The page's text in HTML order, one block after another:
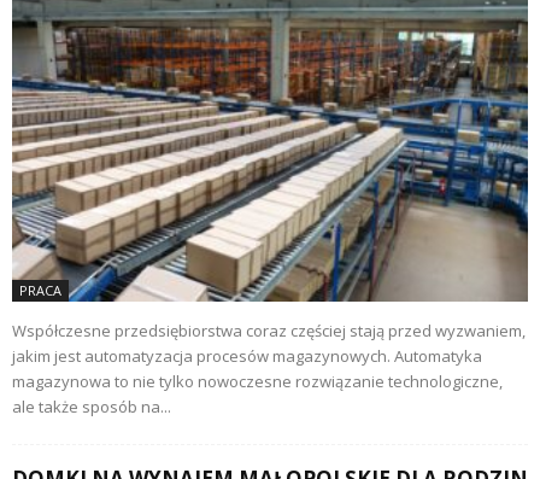
PRACA
Współczesne przedsiębiorstwa coraz częściej stają przed wyzwaniem,
jakim jest automatyzacja procesów magazynowych. Automatyka
magazynowa to nie tylko nowoczesne rozwiązanie technologiczne,
ale także sposób na...